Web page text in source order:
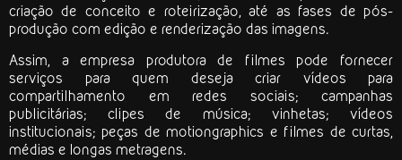
criação de conceito e roteirização, até as fases de pós-
produção com edição e renderização das imagens.
Assim, aempresa produtora de filmes pode fornecer
serviços para quem deseja criar vídeos para
compartilhamento em redes sociais; campanhas
publicitárias; clipes de música; vinhetas; vídeos
institucionais; peças de motiongraphics e filmes de curtas,
médias e longas metragens.